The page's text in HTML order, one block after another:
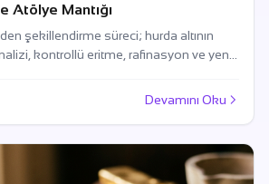
Atölye Mantığı
şekillendirme süreci; hurda altının
kontrollü eritme, rafinasyon ve yeni
değil, aynı zamanda izlenebilirlik
Devamını Oku